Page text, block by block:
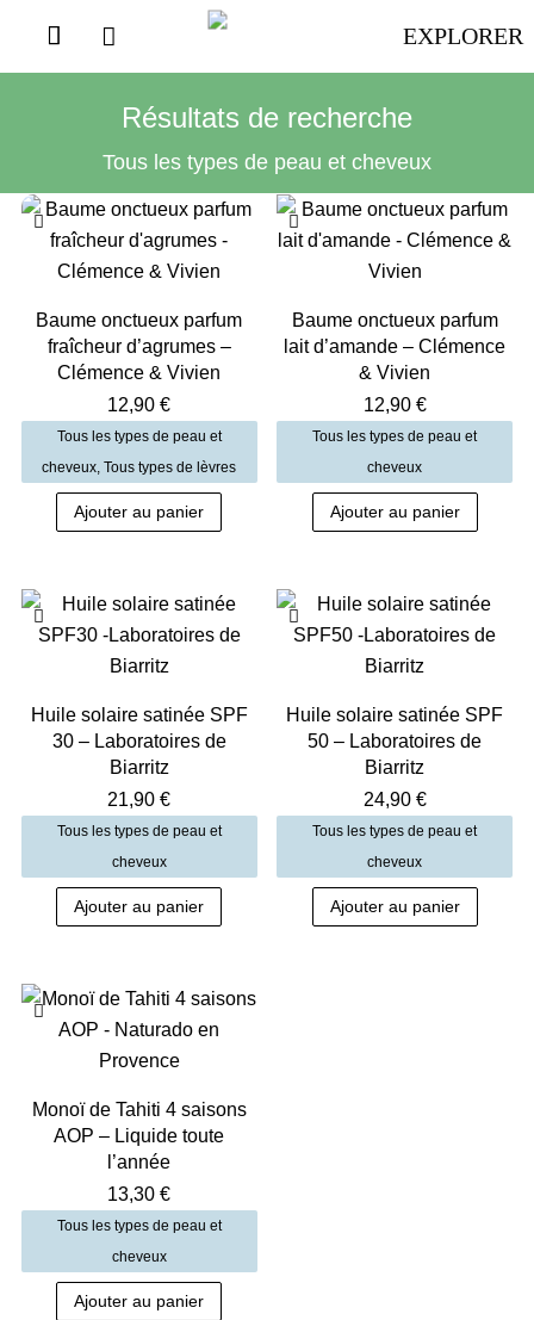
EXPLORER

Résultats de recherche
Tous les types de peau et cheveux
Baume onctueux parfum
fraîcheur d’agrumes –
Clémence & Vivien
12,90€
Tous les types de peau et
cheveux,Tous types de lèvres
Ajouter au panier
Baume onctueux parfum
lait d’amande – Clémence
& Vivien
12,90 €
Tous les types de peau et
cheveux
Ajouter au panier
Huile solaire satinée SPF
30 – Laboratoires de
Biarritz
21,90€
Tous les types de peau et
cheveux
Ajouter au panier
Huile solaire satinée SPF
50 – Laboratoires de
Biarritz
24,90 €
Tous les types de peau et
cheveux
Ajouter au panier
Monoï de Tahiti 4 saisons
AOP – Liquide toute
l’année
13,30€
Tous les types de peau et
cheveux
Ajouter au panier